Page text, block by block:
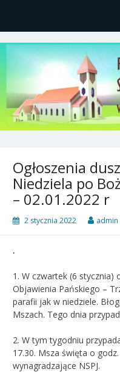
Parafia
Gutkowo, ul.
Ogłoszenia
Niedziela po
– 02.01.2022 r
2 stycznia 2022 admin
.
1. W czwartek (6 stycznia)
Objawienia Pańskiego –
parafii jak w niedziele.
Mszach. Tego dnia
2. W tym tygodniu
17.30. Msza święta o
wynagradzające NSPJ.